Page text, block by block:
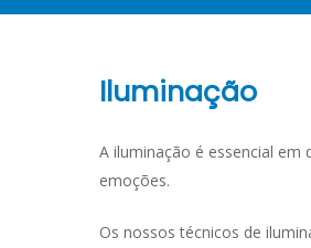
Iluminação
A iluminação é essencial
emoções.
Os nossos técnicos de